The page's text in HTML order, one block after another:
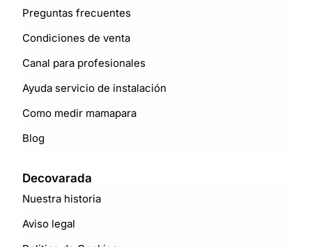
Preguntas frecuentes
Condiciones de venta
Canal para profesionales
Ayuda servicio de instalación
Como medir mamapara
Blog
Decovarada
Nuestra historia
Aviso legal